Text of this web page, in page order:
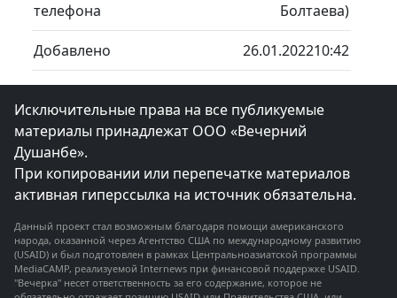
телефона
Болтаева)
Добавлено 26.01.202210:42
Исключительные права на все публикуемые
материалы принадлежат ООО «Вечерний
Душанбе».
При копировании или перепечатке материалов
активная гиперссылка на источник обязательна.
Данный проект стал возможным благодаря помощи американского
народа, оказанной через Агентство США по международному развитию
(USAID) и был подготовлен в рамках Центральноазиатской программы
MediaCAMP, реализуемой Internews при финансовой поддержке USAID.
"Вечерка" несет ответственность за его содержание, которое не